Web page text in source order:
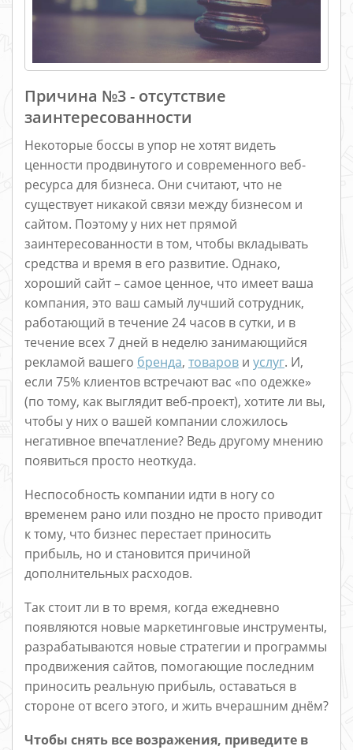
Причина №3 - отсутствие
заинтересованности
Некоторые боссы в упор не хотят видеть
ценности продвинутого и современного веб-
ресурса для бизнеса. Они считают, что не
существует никакой связи между бизнесом и
сайтом. Поэтому у них нет прямой
заинтересованности в том, чтобы вкладывать
средства и время в его развитие. Однако,
хороший сайт – самое ценное, что имеет ваша
компания, это ваш самый лучший сотрудник,
работающий в течение 24 часов в сутки, и в
течение всех 7 дней в неделю занимающийся
рекламой вашего бренда, товаров и услуг. И,
если 75% клиентов встречают вас «по одежке»
(по тому, как выглядит веб-проект), хотите ли вы,
чтобы у них о вашей компании сложилось
негативное впечатление? Ведь другому мнению
появиться просто неоткуда.
Неспособность компании идти в ногу со
временем рано или поздно не просто приводит
к тому, что бизнес перестает приносить
прибыль, но и становится причиной
дополнительных расходов.
Так стоит ли в то время, когда ежедневно
появляются новые маркетинговые инструменты,
разрабатываются новые стратегии и программы
продвижения сайтов, помогающие последним
приносить реальную прибыль, оставаться в
стороне от всего этого, и жить вчерашним днём?
Чтобы снять все возражения, приведите в